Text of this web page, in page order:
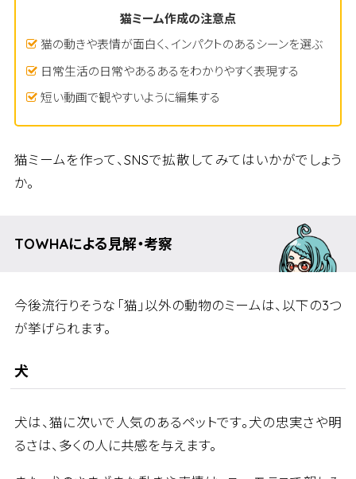
猫ミーム作成の注意点
猫の動きや表情が面白く、インパクトのあるシーンを選ぶ
日常生活の日常やあるあるをわかりやすく表現する
短い動画で観やすいように編集する
猫ミームを作って、SNSで拡散してみてはいかがでしょう
か。
TOWHAによる見解・考察
今後流行りそうな「猫」以外の動物のミームは、以下の3つ
が挙げられます。
犬
犬は、猫に次いで人気のあるペットです。犬の忠実さや明
るさは、多くの人に共感を与えます。